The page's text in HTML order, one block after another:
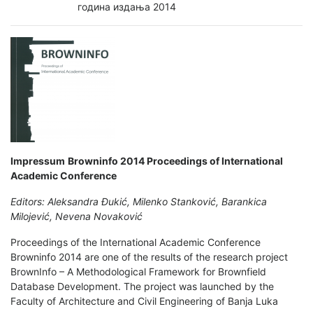
година издања 2014
Impressum Browninfo 2014 Proceedings of International
Academic Conference
Editors: Aleksandra Đukić, Milenko Stanković, Barankica
Milojević, Nevena Novaković
Proceedings of the International Academic Conference
Browninfo 2014 are one of the results of the research project
BrownInfo – A Methodological Framework for Brownfield
Database Development. The project was launched by the
Faculty of Architecture and Civil Engineering of Banja Luka